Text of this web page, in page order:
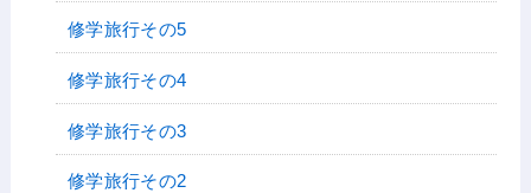
修学旅行その5
修学旅行その4
修学旅行その3
修学旅行その2